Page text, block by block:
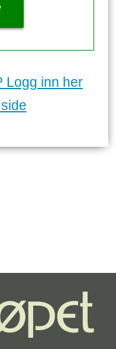
Logg inn her